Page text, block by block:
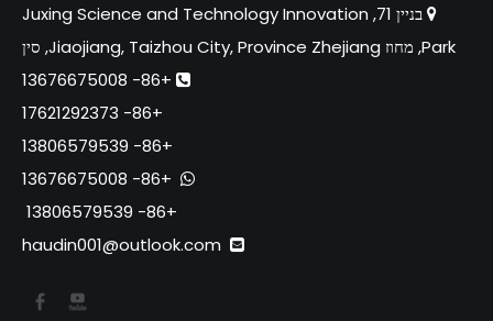

בניין 71, Juxing Science and Technology Innovation
Park, מחוז Jiaojiang, Taizhou City, Province Zhejiang, סין

+86- 13676675008
+86- 17621292373
+86- 13806579539

+86- 13676675008
+86- 13806579539

haudin001@outlook.com